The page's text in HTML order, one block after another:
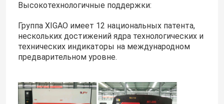
Высокотехнологичные поддержки:
Группа XIGAO имеет 12 национальных патента,
нескольких достижений ядра технологических и
технических индикаторы на международном
предварительном уровне.